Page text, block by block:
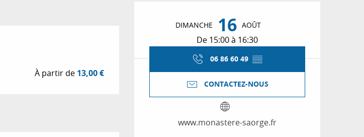
Ouverture et
DIMANCHE 16 AOÛT
De 15:00 à 16:30
06 86 60 49 ▒▒
CONTACTEZ-NOUS
www.monastere-saorge.fr
À partir de 13,00 €